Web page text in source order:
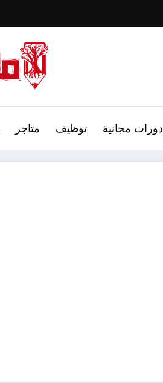
دورات مجانية توظيف متاجر